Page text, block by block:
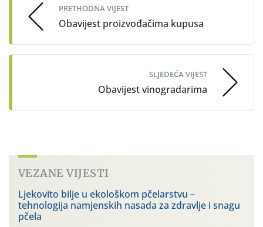
PRETHODNA VIJEST
Obavijest proizvođačima kupusa
SLJEDEĆA VIJEST
Obavijest vinogradarima
VEZANE VIJESTI
Ljekovito bilje u ekološkom pčelarstvu –
tehnologija namjenskih nasada za zdravlje i snagu
pčela